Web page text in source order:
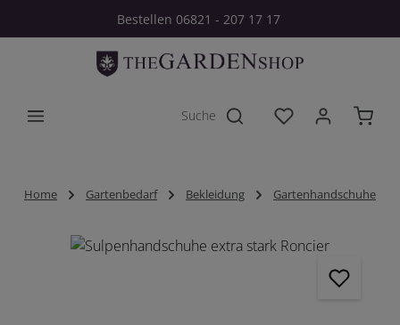
Zum Hauptinhalt springenBestellen 06821 - 207 17 17
Du hast 0
Home Gartenbedarf Bekleidung Gartenhandschuhe
Bildergalerie überspringen